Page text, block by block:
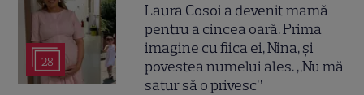
28
Laura Cosoi a devenit mamă
pentru a cincea oară. Prima
imagine cu fiica ei, Nina, și
povestea numelui ales. „Nu mă
satur să o privesc”